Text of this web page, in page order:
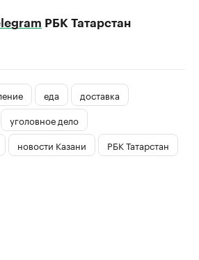
РБК Татарстан
еда
доставка
уголовное дело
новости Казани РБК Татарстан